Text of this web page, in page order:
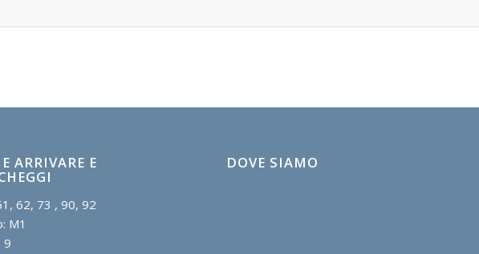
ARRIVARE E
62, 73 , 90, 92
M1
9
DOVE SIAMO